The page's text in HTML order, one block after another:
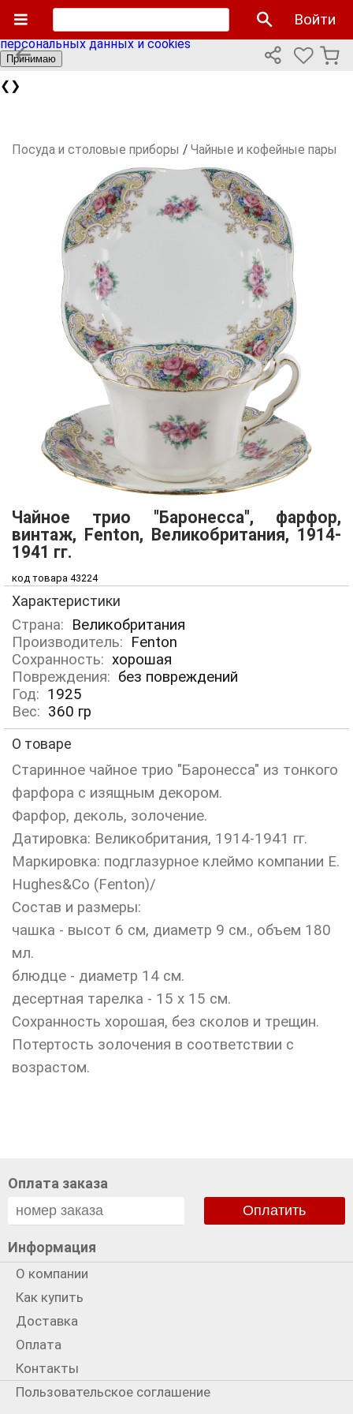
Мы используем cookies файлы для улучшения работы
сайта и персонализации. Продолжая пользоваться сайтом
вы соглашаетесь с нашейполитикой использования
персональных данных и cookies
Принимаю
❮ ❯
Войти
Посуда и столовые приборы / Чайные и кофейные пары
Чайное трио "Баронесса", фарфор,
винтаж, Fenton, Великобритания, 1914-
1941 гг.
код товара 43224
Характеристики
Страна: Великобритания
Производитель: Fenton
Сохранность: хорошая
Повреждения: без повреждений
Год: 1925
Вес: 360 гр
О товаре
Старинное чайное трио "Баронесса" из тонкого
фарфора с изящным декором.
Фарфор, деколь, золочение.
Датировка: Великобритания, 1914-1941 гг.
Маркировка: подглазурное клеймо компании Е.
Hughes&Co (Fenton)/
Состав и размеры:
чашка - высот 6 см, диаметр 9 см., объем 180
мл.
блюдце - диаметр 14 см.
десертная тарелка - 15 х 15 см.
Сохранность хорошая, без сколов и трещин.
Потертость золочения в соответствии с
возрастом.
Оплата заказа
Оплатить
Информация
О компании
Как купить
Доставка
Оплата
Контакты
Пользовательское соглашение